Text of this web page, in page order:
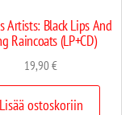
Artists: Black Lips And
Raincoats (LP+CD)
19,90€
Lisää ostoskoriin